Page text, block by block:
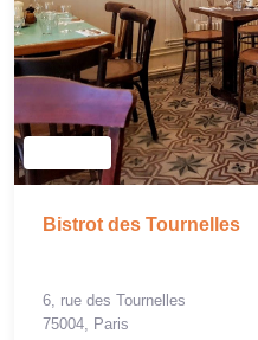
Bistrot des Tournelles
6, rue des Tournelles
75004, Paris